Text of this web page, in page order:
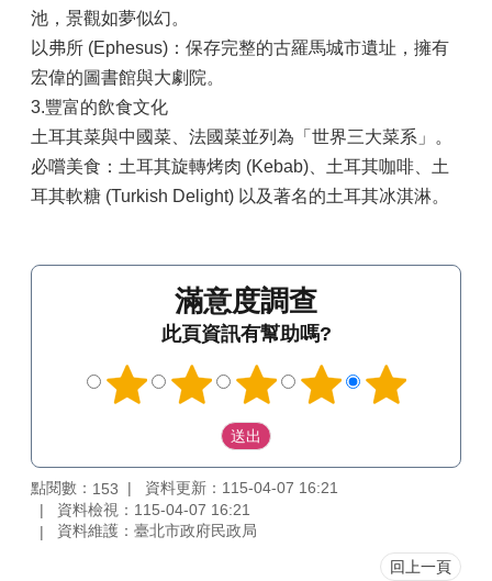
池，景觀如夢似幻。
以弗所 (Ephesus)：保存完整的古羅馬城市遺址，擁有
宏偉的圖書館與大劇院。
3.豐富的飲食文化
土耳其菜與中國菜、法國菜並列為「世界三大菜系」。
必嚐美食：土耳其旋轉烤肉 (Kebab)、土耳其咖啡、土
耳其軟糖 (Turkish Delight) 以及著名的土耳其冰淇淋。
滿意度調查
此頁資訊有幫助嗎?
點閱數： 153
資料更新：115-04-07 16:21
資料檢視：115-04-07 16:21
資料維護：臺北市政府民政局
回上一頁